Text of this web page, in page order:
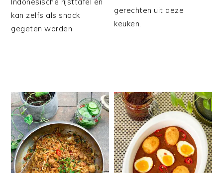
kan zelfs als snack
gegeten worden.
gerechten uit deze
keuken.